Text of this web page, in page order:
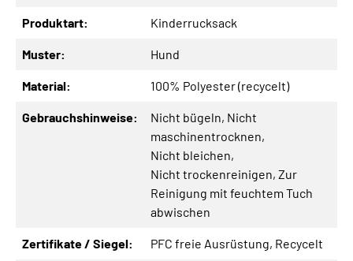
Produktart: Kinderrucksack
Muster: Hund
Material: 100% Polyester (recycelt)
Gebrauchshinweise: Nicht bügeln, Nicht
maschinentrocknen,
Nicht bleichen,
Nicht trockenreinigen, Zur
Reinigung mit feuchtem Tuch
abwischen
Zertifikate / Siegel: PFC freie Ausrüstung, Recycelt